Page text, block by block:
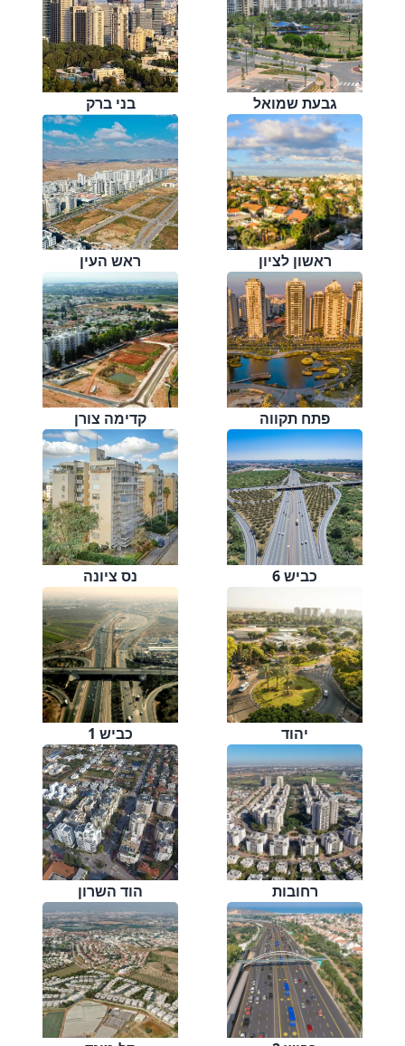
בני ברק גבעת שמואל
ראש העין ראשון לציון
קדימה צורן פתח תקווה
נס ציונה כביש 6
כביש 1 יהוד
הוד השרון רחובות